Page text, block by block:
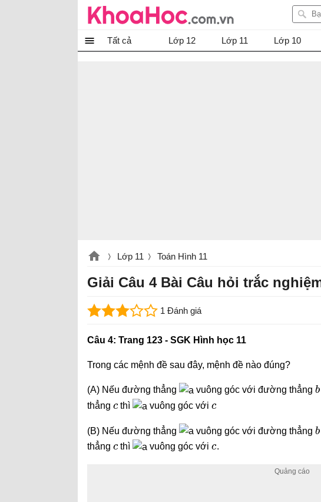
Tất cả Lớp 12 Lớp 11 Lớp 10
Lớp 11 Toán Hình 11
Giải Câu 4 Bài Câu hỏi trắc
1 Đánh giá
Câu 4: Trang 123 - SGK Hình học 11
Trong các mệnh đề sau đây, mệnh đề nào đúng?
(A) Nếu đường thẳng vuông góc với đường thẳng
b
thẳng
thì vuông góc với
(B) Nếu đường thẳng vuông góc với đường thẳng
b
thẳng
thì vuông góc với .